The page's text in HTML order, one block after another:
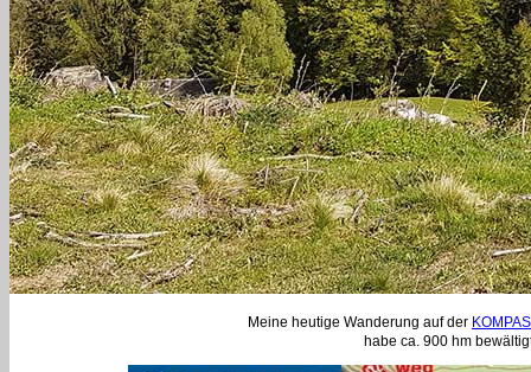
Meine heutige Wanderung auf der
habe ca. 900 hm